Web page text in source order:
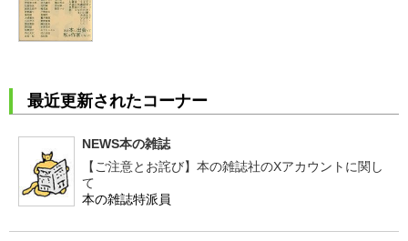
最近更新されたコーナー
NEWS本の雑誌
【ご注意とお詫び】本の雑誌社のXアカウントに関し
て
本の雑誌特派員